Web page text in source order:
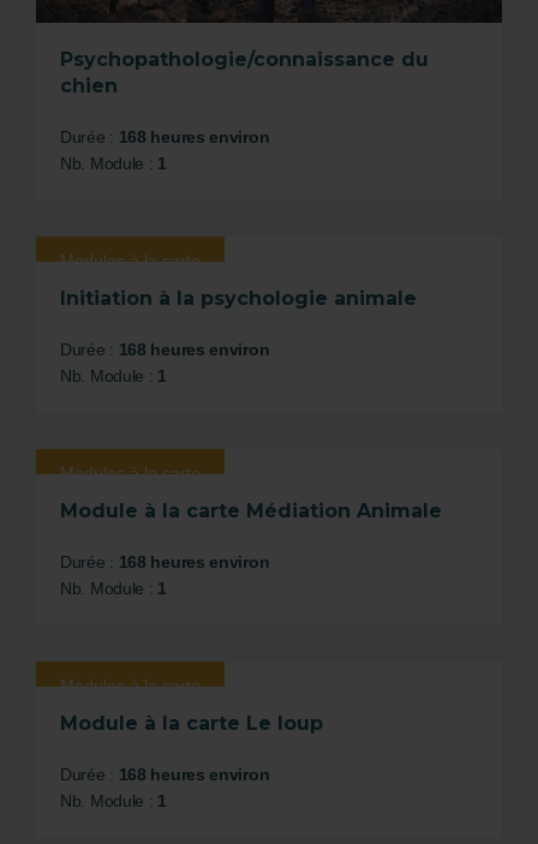
Psychopathologie/connaissance du
chien
Durée : 168 heures environ
Nb. Module : 1
Modules à la carte
Initiation à la psychologie animale
Durée : 168 heures environ
Nb. Module : 1
Modules à la carte
Module à la carte Médiation Animale
Durée : 168 heures environ
Nb. Module : 1
Modules à la carte
Module à la carte Le loup
Durée : 168 heures environ
Nb. Module : 1